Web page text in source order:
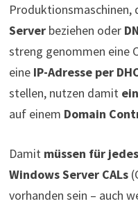
Produktionsmaschinen,
Serverbeziehen oder
streng genommen eine
eine IP-Adresse per
stellen, nutzen damit
auf einem Domain
Damit müssen für
Windows Server CALs
vorhanden sein – auch